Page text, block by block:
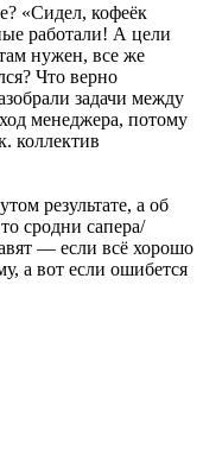
«Сидел, кофеёк
работали! А цели
нужен, все же
Что верно
задачи между
менеджера, потому
коллектив
результате, а об
сродни сапера/
— если всё хорошо
а вот если ошибется